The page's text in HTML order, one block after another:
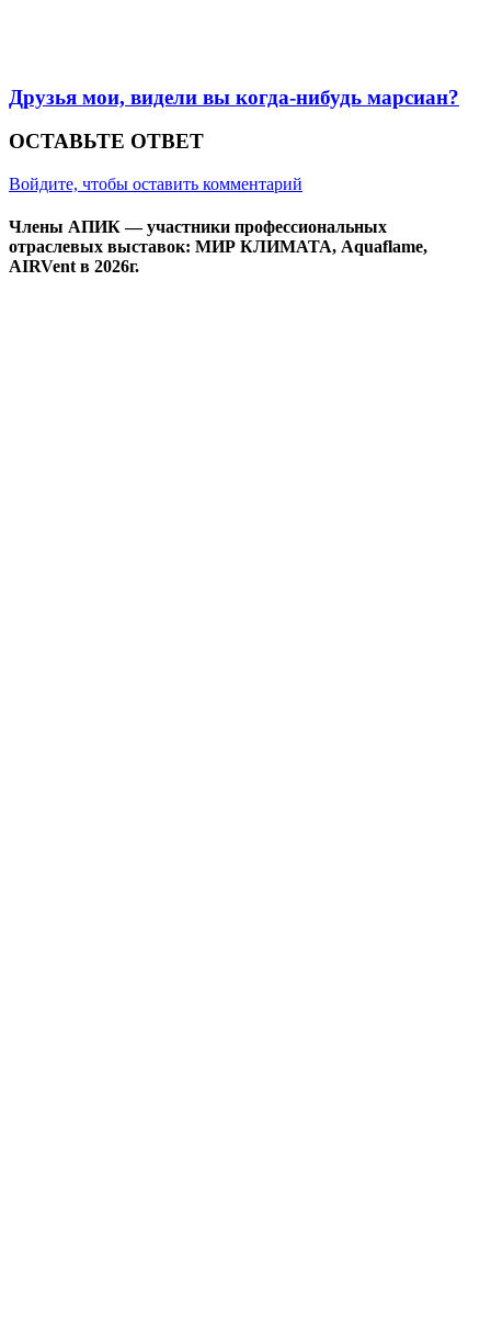
Друзья мои, видели вы когда-нибудь марсиан?
ОСТАВЬТЕ ОТВЕТ
Войдите, чтобы оставить комментарий
Члены АПИК — участники профессиональных
отраслевых выставок: МИР КЛИМАТА, Aquaflame,
AIRVent в 2026г.